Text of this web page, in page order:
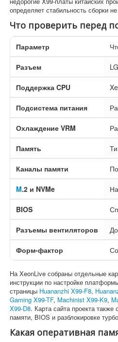
определяет стабильность сборки
Что проверить перед
Параметр
Разъем
Поддержка CPU
Подсистема питания
Охлаждение VRM
Память
Каналы памяти
M.2 и NVMe
BIOS
Разъемы вентиляторов
Форм-фактор
На XeonLive собраны отдельные
инструкции по настройке
страницы Huananzhi X99-F8,
Gaming X99-TF, Machinist X99-K9,
X99-D8. Карта сайта проекта также
памяти, BIOS и разблокировке
Какая оперативная